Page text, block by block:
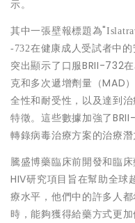
示。
其中一張壁報標題為"
-732在健康成人受試者中
突出顯示了口服BRII-732
克和多次遞增劑量（MAD
全性和耐受性，以及達到治
特徵。這些數據加強了
轉錄病毒治療方案的治療潛
騰盛博藥臨床前開發和臨
HIV研究項目旨在幫助全
療水平，他們中的許多人
時，能夠獲得給藥方式更